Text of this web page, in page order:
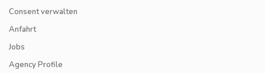
Consent verwalten
Anfahrt
Jobs
Agency Profile